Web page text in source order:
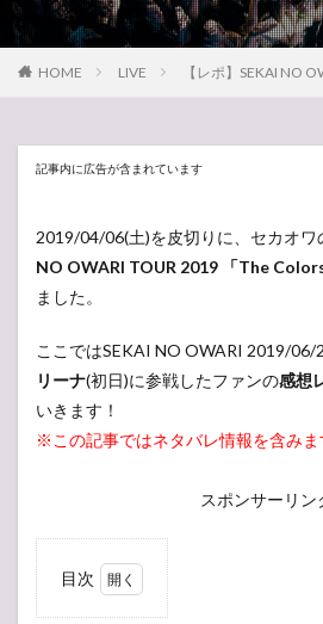
HOME LIVE 【レポ】SEKAI NO
記事内に広告が含まれています
2019/04/06(土)を皮切りに、セカオワ
NO OWARI TOUR 2019 「The Colors
ました。
ここではSEKAI NO OWARI 2019/06/
リーナ(初日)に参戦したファンの感想
いきます！
※この記事ではネタバレ情報を含みま
スポンサーリン
目次